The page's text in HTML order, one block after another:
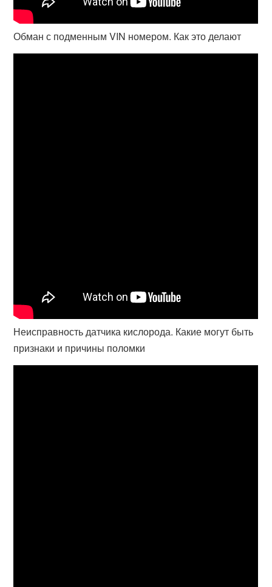
Обман с подменным VIN номером. Как это делают
Неисправность датчика кислорода. Какие могут быть
признаки и причины поломки